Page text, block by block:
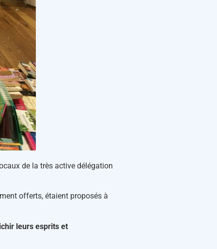
de la très active délégation
offerts, étaient proposés à
leurs esprits et